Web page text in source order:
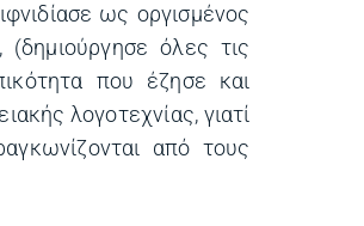
ως οργισμένος
όλες τις
που έζησε και
λογοτεχνίας, γιατί
από τους